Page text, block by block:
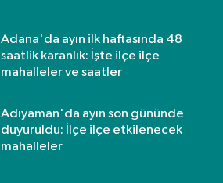
Adana'da ayın ilk haftasında 48
saatlik karanlık: İşte ilçe ilçe
mahalleler ve saatler
Adıyaman'da ayın son gününde
duyuruldu: İlçe ilçe etkilenecek
mahalleler